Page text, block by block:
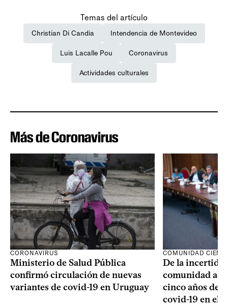
Temas del artículo
Christian Di Candia Intendencia de Montevideo
Luis Lacalle Pou Coronavirus
Actividades culturales
Más de Coronavirus
CORONAVIRUS
Ministerio de Salud Pública
confirmó circulación de nuevas
variantes de covid-19 en Uruguay
COMUNIDAD
De la
comunidad
cinco años de
covid-19 en el